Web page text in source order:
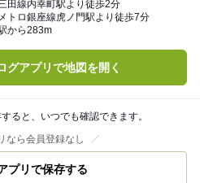
田線内幸町駅より徒歩2分
トロ銀座線虎ノ門駅より徒歩7分
から283m
グアプリで地図を開く
ると、いつでも確認できます。
なら会員登録なし
プリで保存する